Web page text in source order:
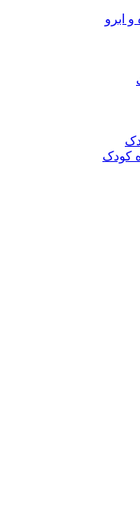
ابرو
کودک